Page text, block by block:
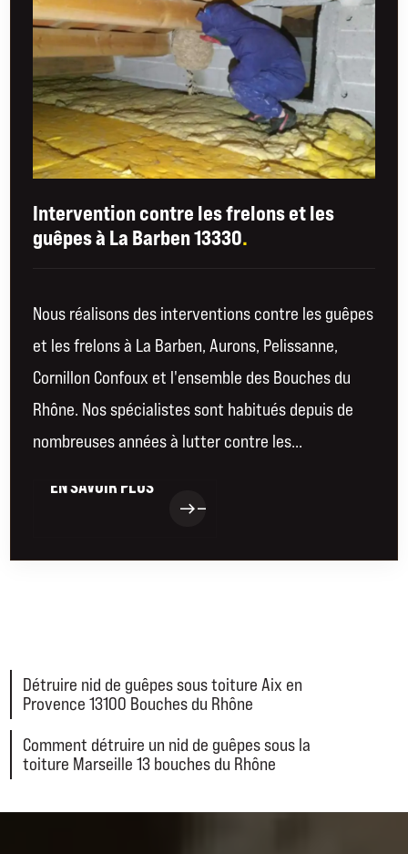
Intervention contre les frelons et les
guêpes à La Barben 13330.
Nous réalisons des interventions contre les guêpes
et les frelons à La Barben, Aurons, Pelissanne,
Cornillon Confoux et l'ensemble des Bouches du
Rhône. Nos spécialistes sont habitués depuis de
nombreuses années à lutter contre les...
EN SAVOIR PLUS
easteast
Détruire nid de guêpes sous toiture Aix en
Provence 13100 Bouches du Rhône
Comment détruire un nid de guêpes sous la
toiture Marseille 13 bouches du Rhône